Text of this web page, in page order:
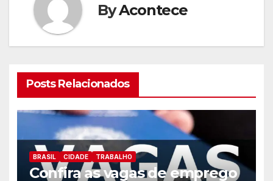
ByAcontece
Posts Relacionados
BRASIL CIDADE TRABALHO
Confira as vagas de emprego